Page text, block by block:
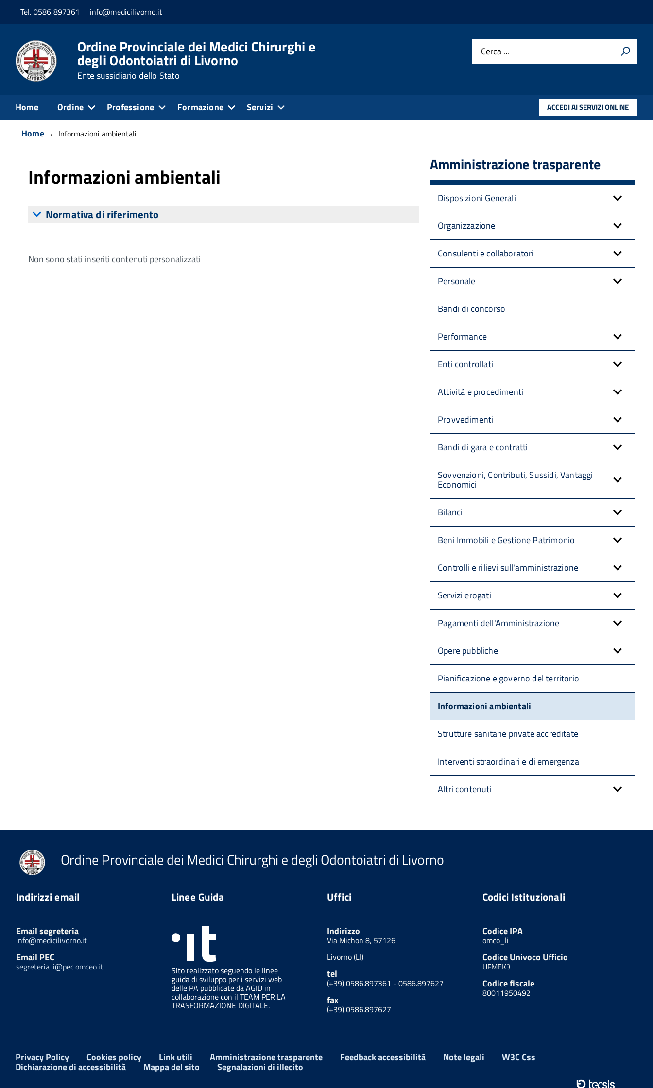
Tel. 0586 897361 info@medicilivorno.it
Ordine Provinciale dei Medici Chirurghi e
degli Odontoiatri di Livorno
Ente sussidiario dello Stato
Cerca …
Home Ordine Professione Formazione Servizi ACCEDI AI SERVIZI ONLINE
Home Informazioni ambientali
Informazioni ambientali
Normativa di riferimento
Non sono stati inseriti contenuti personalizzati
Amministrazione trasparente
Disposizioni Generali
Organizzazione
Consulenti e collaboratori
Personale
Bandi di concorso
Performance
Enti controllati
Attività e procedimenti
Provvedimenti
Bandi di gara e contratti
Sovvenzioni, Contributi, Sussidi, Vantaggi
Economici
Bilanci
Beni Immobili e Gestione Patrimonio
Controlli e rilievi sull'amministrazione
Servizi erogati
Pagamenti dell'Amministrazione
Opere pubbliche
Pianificazione e governo del territorio
Informazioni ambientali
Strutture sanitarie private accreditate
Interventi straordinari e di emergenza
Altri contenuti
Ordine Provinciale dei Medici Chirurghi e degli Odontoiatri di Livorno
Indirizzi email
Email segreteria
info@medicilivorno.it
Email PEC
segreteria.li@pec.omceo.it
Linee Guida
Sito realizzato seguendo le linee
guida di sviluppo per i servizi web
delle PA pubblicate da AGID in
collaborazione con il TEAM PER LA
TRASFORMAZIONE DIGITALE.
Uffici
Indirizzo
Via Michon 8, 57126
Livorno (LI)
tel
(+39) 0586.897361 - 0586.897627
fax
(+39) 0586.897627
Codici Istituzionali
Codice IPA
omco_li
Codice Univoco Ufficio
UFMEK3
Codice fiscale
80011950492
Privacy Policy Cookies policy Link utili Amministrazione trasparente Feedback accessibilità Note legali W3C Css
Dichiarazione di accessibilità Mappa del sito Segnalazioni di illecito